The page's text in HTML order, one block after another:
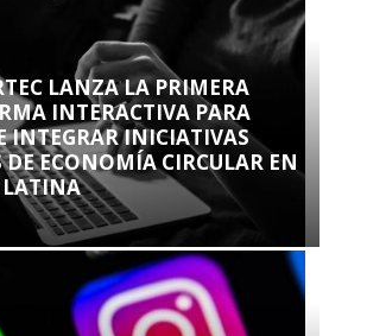
LANZA LA PRIMERA
INTERACTIVA PARA
INTEGRAR INICIATIVAS
DE ECONOMÍA CIRCULAR EN